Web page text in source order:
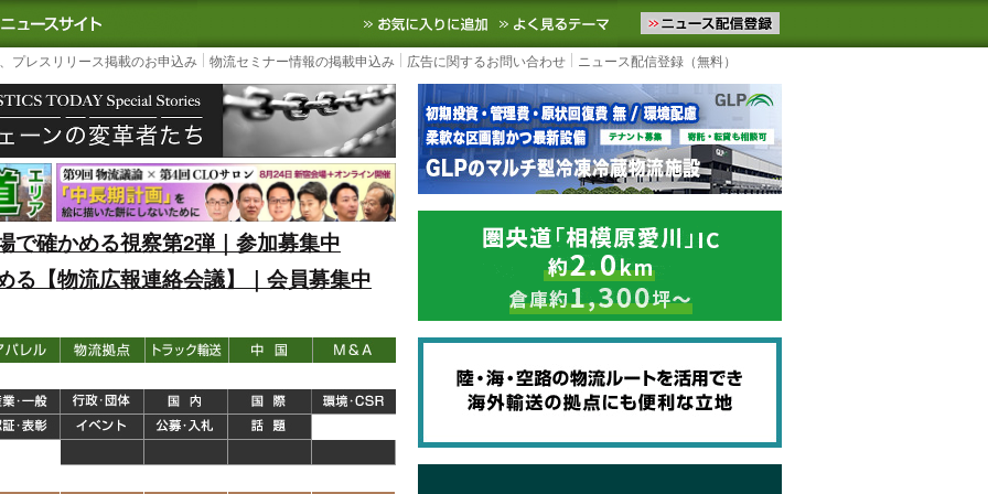
｜国内最大の物流ニュースサイト3PL, SCMなど国内外の最新の物流ニュースをお届けします。物流ニュースメール配信を登録す
お気に入りに追加 よく見るテーマ
プレスリリース掲載のお申込み 物流セミナー情報の掲載申込み 広告に関するお問い合わせ ニュース配信登録（無料）
で確かめる視察第2弾｜参加募集中
る【物流広報連絡会議】｜会員募集中